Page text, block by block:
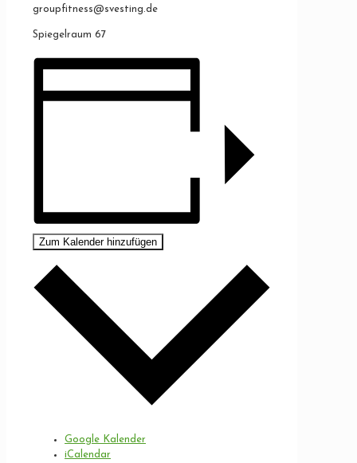
groupfitness@svesting.de
Spiegelraum 67
Zum Kalender hinzufügen
Google Kalender
iCalendar